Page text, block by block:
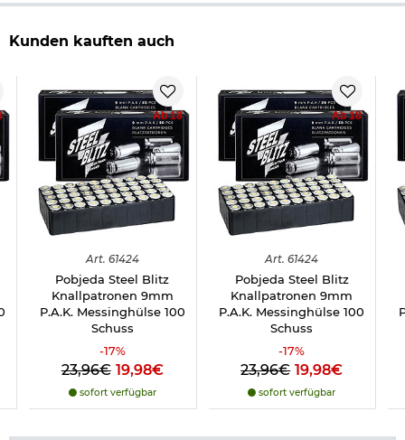
Kunden kauften auch
Ab 18
Art. 61424
Pobjeda Steel Blitz
Knallpatronen 9mm
P.A.K. Messinghülse 100
Schuss
-17%
23,96€ 19,98€
sofort verfügbar
Ab 18
Art. 61424
Pobjeda Steel Blitz
Knallpatronen 9mm
P.A.K. Messinghülse 100
Schuss
-17%
23,96€ 19,98€
sofort verfügbar